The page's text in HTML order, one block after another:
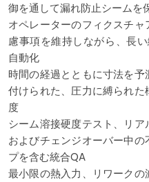
御を通して漏れ防止シームを
オペレーターのフィクスチ
慮事項を維持しながら、長
自動化
時間の経過とともに寸法を
付けられた、圧力に縛られ
度
シーム溶接硬度テスト、リア
およびチェンジオーバー中
プを含む統合QA
最小限の熱入力、リワーク